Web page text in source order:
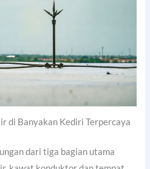
di Banyakan Kediri Terpercaya
dari tiga bagian utama